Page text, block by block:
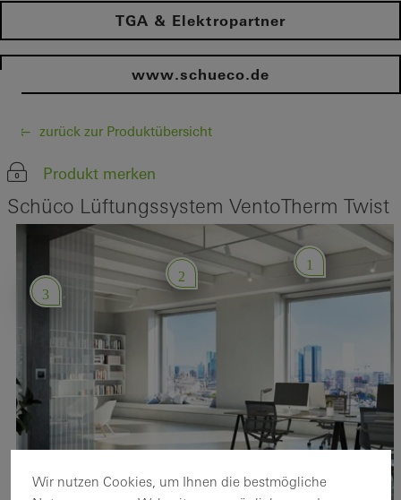
TGA & Elektropartner
www.schueco.de
zurück zur Produktübersicht
Produkt merken
Schüco Lüftungssystem VentoTherm Twist
1
2
3
Wir nutzen Cookies, um Ihnen die bestmögliche